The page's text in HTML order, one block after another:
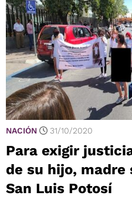
NACIÓN 31/10/2020
Para exigir
de su hijo, madre
San Luis Potosí